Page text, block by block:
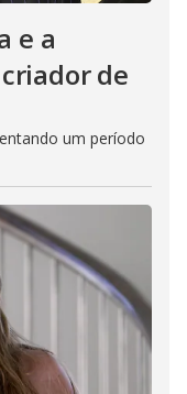
e a
de
um período